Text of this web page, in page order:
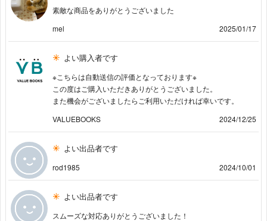
素敵な商品をありがとうございました
mel
2025/01/17
よい購入者です
※こちらは自動送信の評価となっております※
この度はご購入いただきありがとうございました。
また機会がございましたらご利用いただければ幸いです。
VALUEBOOKS
2024/12/25
よい出品者です
rod1985 2024/10/01
よい出品者です
スムーズな対応ありがとうございました！